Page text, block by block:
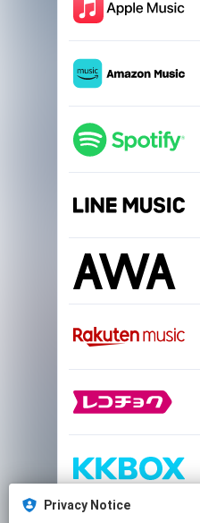
Privacy Notice